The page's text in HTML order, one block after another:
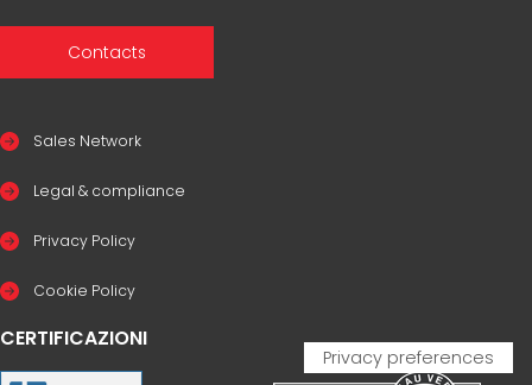
Contacts
Sales Network
Legal & compliance
Privacy Policy
Cookie Policy
CERTIFICAZIONI